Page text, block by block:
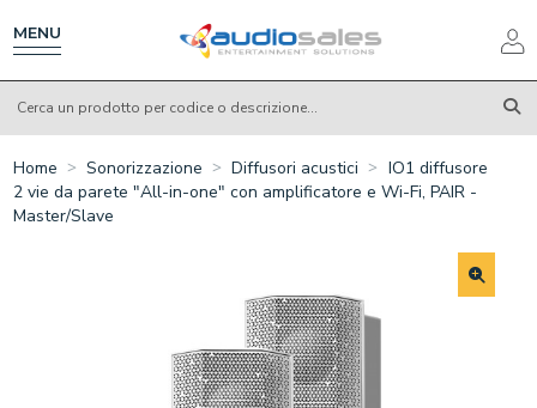
contenuto
principale
MENU
Home Sonorizzazione Diffusori acustici
IO1 diffusore
2 vie da parete "All-in-one" con amplificatore e Wi-Fi, PAIR -
Master/Slave